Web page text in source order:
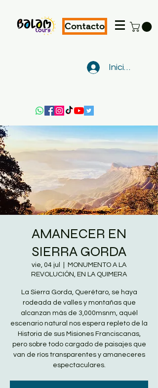
Contacto
Iniciar sesión
AMANECER EN
SIERRA GORDA
vie, 04 jul
MONUMENTO A LA
REVOLUCIÓN, EN LA QUIMERA
La Sierra Gorda, Querétaro, se haya
rodeada de valles y montañas que
alcanzan más de 3,000msnm, aquél
escenario natural nos espera repleto de la
Historia de sus Misiones Franciscanas,
pero sobre todo cargado de paisajes que
van de ríos transparentes y amaneceres
espectaculares.